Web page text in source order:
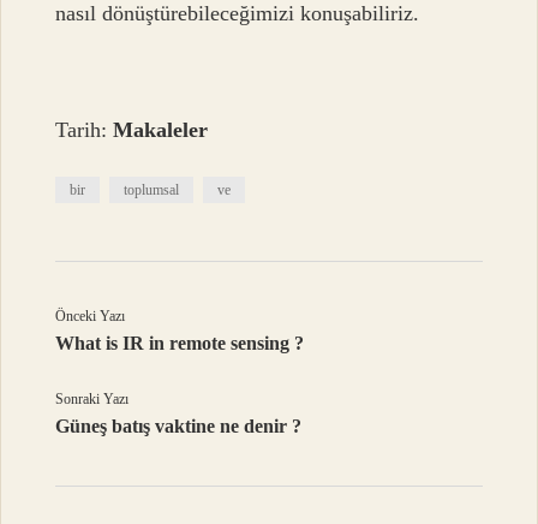
nasıl dönüştürebileceğimizi konuşabiliriz.
Tarih:Makaleler
bir toplumsal ve
Önceki Yazı
What is IR in remote sensing ?
Sonraki Yazı
Güneş batış vaktine ne denir ?